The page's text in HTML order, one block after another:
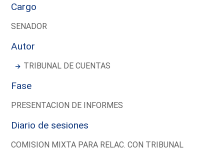
Cargo
SENADOR
Autor
TRIBUNAL DE CUENTAS
Fase
PRESENTACION DE INFORMES
Diario de sesiones
COMISION MIXTA PARA RELAC. CON TRIBUNAL